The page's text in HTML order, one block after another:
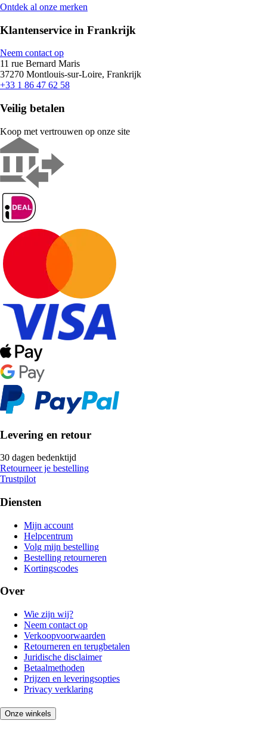
Ontdek al onze merken
Klantenservice in Frankrijk
Neem contact op
11 rue Bernard Maris
37270 Montlouis-sur-Loire, Frankrijk
+33 1 86 47 62 58
Veilig betalen
Koop met vertrouwen op onze site
Levering en retour
30 dagen bedenktijd
Retourneer je bestelling
Trustpilot
Diensten
Mijn account
Helpcentrum
Volg mijn bestelling
Bestelling retourneren
Kortingscodes
Over
Wie zijn wij?
Neem contact op
Verkoopvoorwaarden
Retourneren en terugbetalen
Juridische disclaimer
Betaalmethoden
Prijzen en leveringsopties
Privacy verklaring
Onze winkels